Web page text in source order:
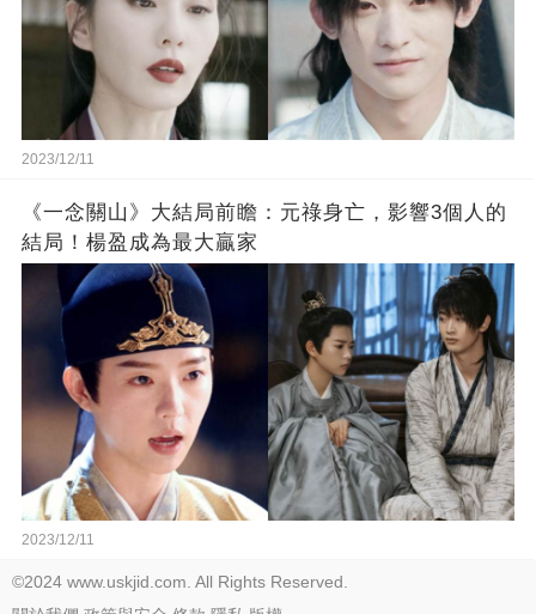
2023/12/11
《一念關山》大結局前瞻：元祿身亡，影響3個人的
結局！楊盈成為最大贏家
2023/12/11
©2024 www.uskjid.com. All Rights Reserved.